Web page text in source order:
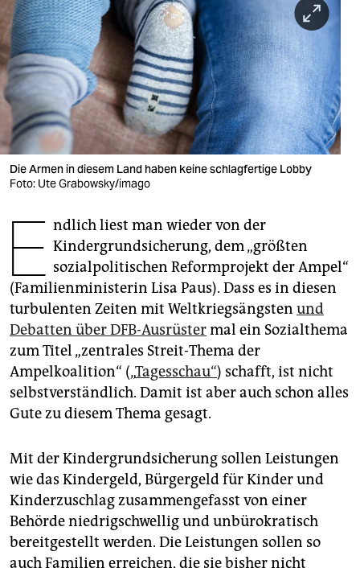
verlag
verlag
veranstaltungen
shop
fragen & hilfe
unterstützen
genossenschaft
epaper login
Die Armen in diesem Land haben keine schlagfertige Lobby
Foto: Ute Grabowsky/imago
E ndlich liest man wieder von der
Kindergrundsicherung, dem „größten
sozialpolitischen Reformprojekt der Ampel“
(Familienministerin Lisa Paus). Dass es in diesen
turbulenten Zeiten mit Weltkriegsängsten und
Debatten über DFB-Ausrüstermal ein Sozialthema
zum Titel „zentrales Streit-Thema der
Ampelkoalition“ („Tagesschau“) schafft, ist nicht
selbstverständlich. Damit ist aber auch schon alles
Gute zu diesem Thema gesagt.
Mit der Kindergrundsicherung sollen Leistungen
wie das Kindergeld, Bürgergeld für Kinder und
Kinderzuschlag zusammengefasst von einer
Behörde niedrigschwellig und unbürokratisch
bereitgestellt werden. Die Leistungen sollen so
auch Familien erreichen, die sie bisher nicht